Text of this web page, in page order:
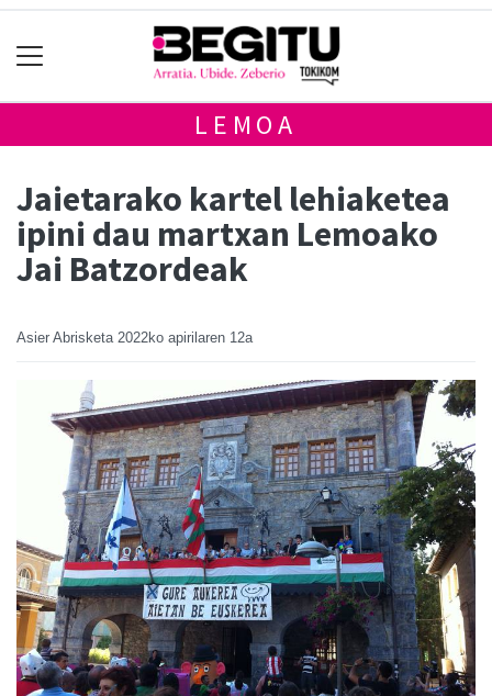
LEMOA
Jaietarako kartel lehiaketea
ipini dau martxan Lemoako
Jai Batzordeak
Asier Abrisketa 2022ko apirilaren 12a